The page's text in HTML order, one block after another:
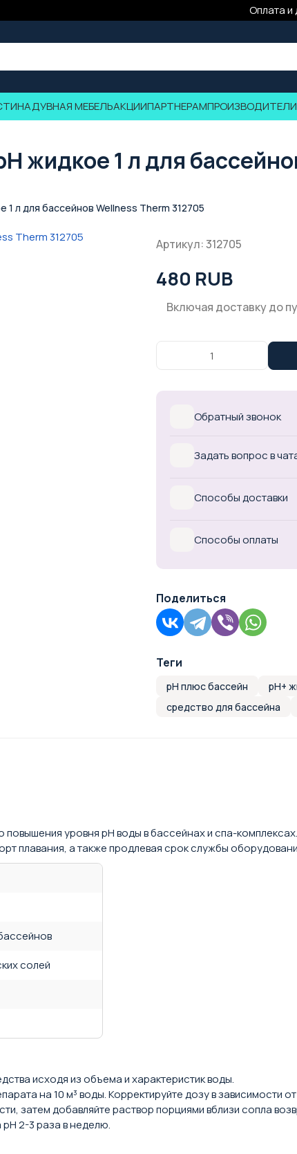
Оплата и
НАДУВНАЯ МЕБЕЛЬАКЦИИПАРТНЕРАМПРОИЗВОДИТЕЛИ
жидкое 1 л для
л для бассейнов Wellness Therm 312705
Артикул: 312705
480 RUB
Включая доставку до
Обратный звонок
Задать вопрос в
Способы доставки
Способы оплаты
Поделиться
Теги
pH плюс бассейн pH+
средство для бассейна
уровня pH воды в бассейнах и спа-
плавания, а также продлевая срок службы
солей
исходя из объема и характеристик воды.
на 10 м³ воды. Корректируйте дозу в зависимости
затем добавляйте раствор порциями вблизи сопла
2-3 раза в неделю.